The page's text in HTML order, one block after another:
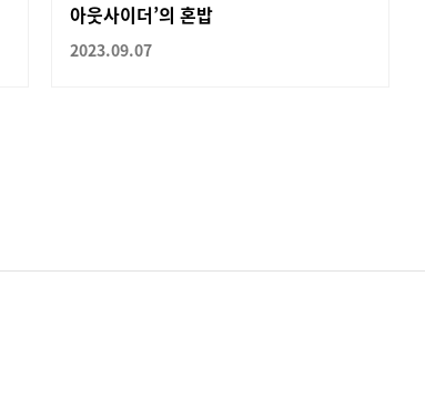
아웃사이더’의 혼밥
2023.09.07